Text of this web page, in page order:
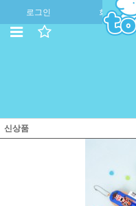
로그인 회원가입
신상품